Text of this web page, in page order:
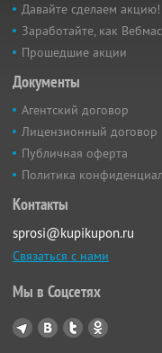
Давайте сделаем акцию!
Заработайте, как
Прошедшие акции
Документы
Агентский договор
Лицензионный договор
Публичная оферта
Политика
Контакты
sprosi@kupikupon.ru
Связаться с нами
Мы в Соцсетях